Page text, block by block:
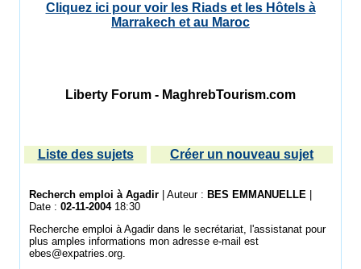
Cliquez ici pour voir les Riads et les Hôtels à
Marrakech et au Maroc
Liberty Forum - MaghrebTourism.com
Liste des sujets Créer un nouveau sujet
Recherch emploi à Agadir | Auteur : BES EMMANUELLE
Date : 02-11-200418:30
Recherche emploi à Agadir dans le secrétariat, l'assistanat pour
plus amples informations mon adresse e-mail est
ebes@expatries.org.